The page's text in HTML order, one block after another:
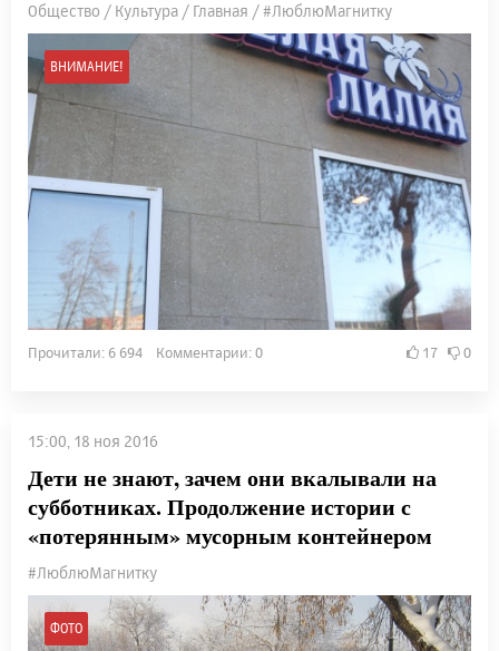
Общество / Культура / Главная / #ЛюблюМагнитку
ВНИМАНИЕ!
Прочитали: 6 694 Комментарии: 0 17 0
15:00, 18 ноя 2016
Дети не знают, зачем они вкалывали на
субботниках. Продолжение истории с
«потерянным» мусорным контейнером
#ЛюблюМагнитку
ФОТО